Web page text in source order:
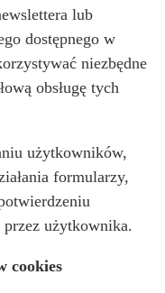
lub
dostępnego w
niezbędne
obsługę tych
użytkowników,
formularzy,
użytkownika.
cookies